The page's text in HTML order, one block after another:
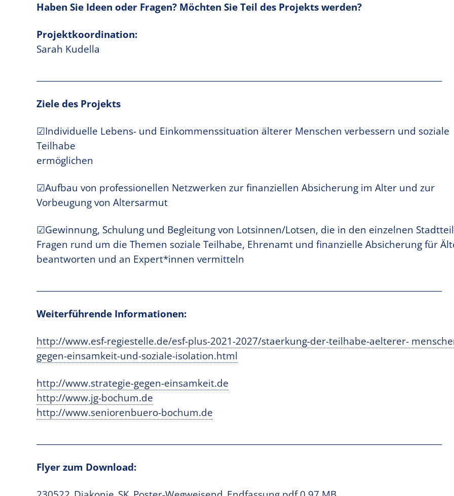
Haben Sie Ideen oder Fragen? Möchten Sie Teil des Projekts werden?
Projektkoordination:
Sarah Kudella
Ziele des Projekts
☑Individuelle Lebens- und Einkommenssituation älterer Menschen verbessern und soziale
Teilhabe
ermöglichen
☑Aufbau von professionellen Netzwerken zur finanziellen Absicherung im Alter und zur
Vorbeugung von Altersarmut
☑Gewinnung, Schulung und Begleitung von Lotsinnen/Lotsen, die in den einzelnen
Fragen rund um die Themen soziale Teilhabe, Ehrenamt und finanzielle Absicherung für
beantworten und an Expert*innen vermitteln
Weiterführende Informationen:
http://www.esf-regiestelle.de/esf-plus-2021-2027/staerkung-der-teilhabe-aelterer-
gegen-einsamkeit-und-soziale-isolation.html
http://www.strategie-gegen-einsamkeit.de
http://www.jg-bochum.de
http://www.seniorenbuero-bochum.de
Flyer zum Download: